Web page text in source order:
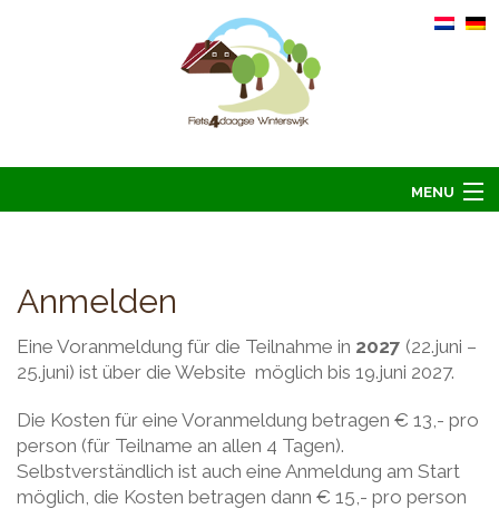
MENU
Übernachten 2026
Hoofdsponsoren
Anmelden
Eine Voranmeldung für die Teilnahme in 2027 (22.juni –
25.juni) ist über die Website möglich bis 19.juni 2027.
Die Kosten für eine Voranmeldung betragen € 13,- pro
person (für Teilname an allen 4 Tagen).
Selbstverständlich ist auch eine Anmeldung am Start
möglich, die Kosten betragen dann € 15,- pro person